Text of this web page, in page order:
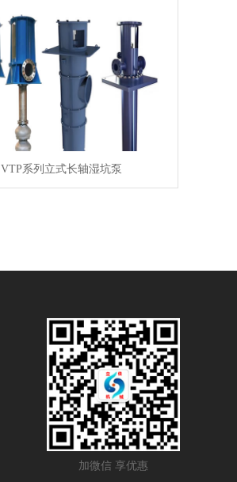
VTP系列立式长轴湿坑泵
加微信 享优惠